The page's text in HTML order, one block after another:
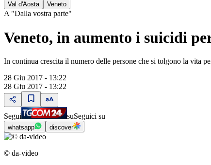
Val d'Aosta
Veneto
A "Dalla vostra parte"
Veneto, in aumento i suicidi
In continua crescita il numero delle persone che si tolgono la vita
28 Giu 2017 - 13:22
28 Giu 2017 - 13:22
Segui suSeguici su
whatsapp discover
© da-video